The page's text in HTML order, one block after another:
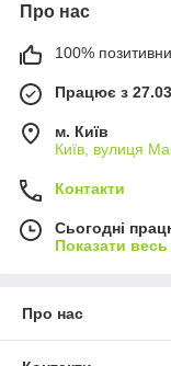
Про нас
100%
Працює з
м. Київ
Київ, вулиця
Контакти
Сьогодні
Показати
Про нас